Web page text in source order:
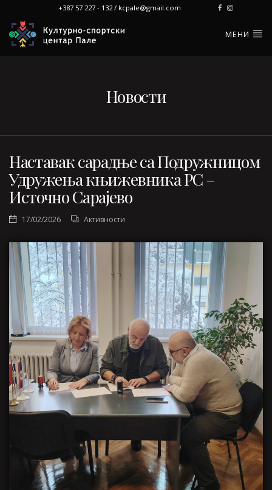
+387 57 227 - 132 / kcpale@gmail.com
МЕНИ
Новости
Наставак сарадње са Подружницом
Удружења књижевника РС –
Источно Сарајево
17/02/2026 Активности